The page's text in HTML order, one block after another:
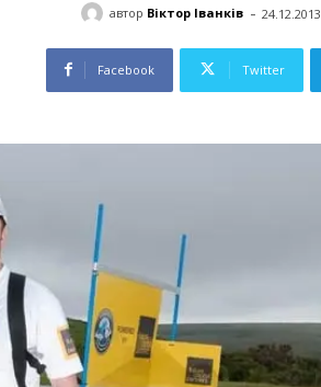
автор Віктор Іванків - 24.12.2013
Facebook Twitter